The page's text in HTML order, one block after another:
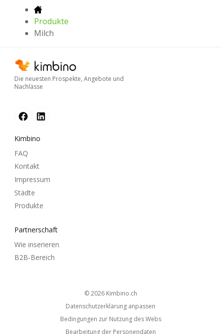
Produkte
Milch
Die neuesten Prospekte, Angebote und
Nachlässe
Kimbino
FAQ
Kontakt
Impressum
Städte
Produkte
Partnerschaft
Wie inserieren
B2B-Bereich
© 2026 kimbino.ch
Datenschutzerklärung anpassen
Bedingungen zur Nutzung des Webs
Bearbeitung der Personendaten